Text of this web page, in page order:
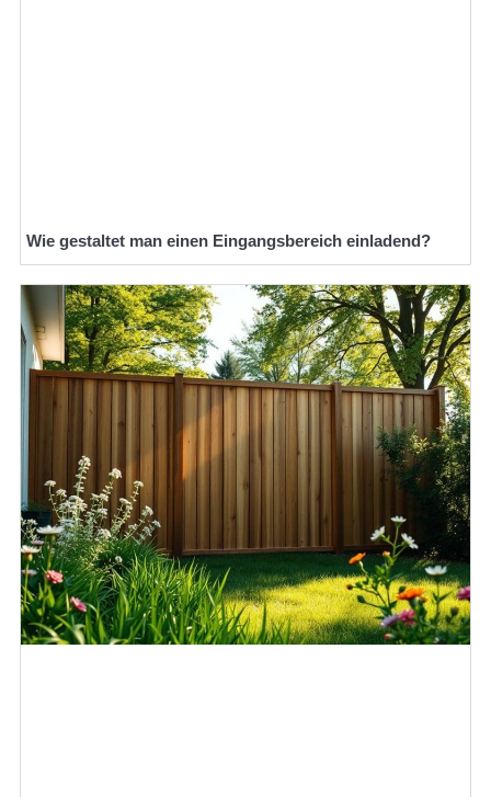
Wie gestaltet man einen Eingangsbereich einladend?